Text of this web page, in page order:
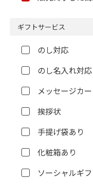
ギフトサービス
のし対応
のし名入れ対応
メッセージカ
挨拶状
手提げ袋あり
化粧箱あり
ソーシャルギ